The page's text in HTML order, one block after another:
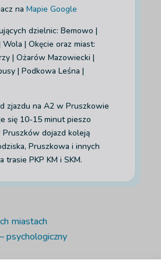
na Mapie Google
dzielnic: Bemowo |
| Okęcie oraz miast:
| Ożarów Mazowiecki |
| Podkowa Leśna |
zjazdu na A2 w Pruszkowie
się 10-15 minut pieszo
Pruszków dojazd koleją
Pruszkowa i innych
trasie PKP KM i SKM.
miastach
psychologiczny